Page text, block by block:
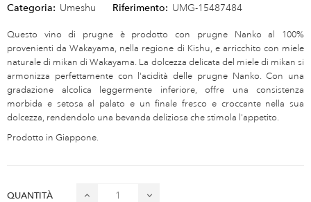
Categoria: Umeshu Riferimento: UMG-15487484
Questo vino di prugne è prodotto con prugne Nanko al 100%
provenienti da Wakayama, nella regione di Kishu, e arricchito con miele
naturale di mikan di Wakayama. La dolcezza delicata del miele di mikan si
armonizza perfettamente con l'acidità delle prugne Nanko. Con una
gradazione alcolica leggermente inferiore, offre una consistenza
morbida e setosa al palato e un finale fresco e croccante nella sua
dolcezza, rendendolo una bevanda deliziosa che stimola l'appetito.
Prodotto in Giappone.
QUANTITÀ